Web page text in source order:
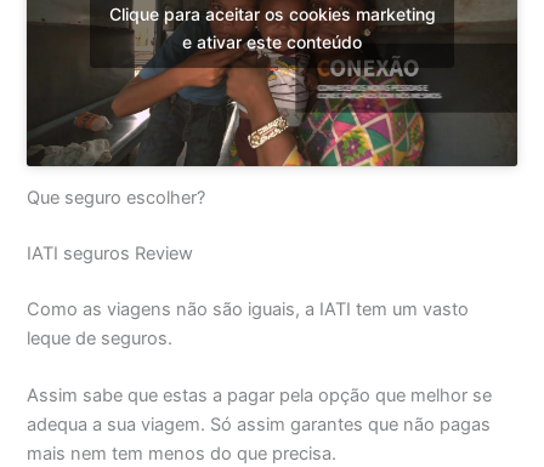
Clique para aceitar os cookies marketing
e ativar este conteúdo
Que seguro escolher?
IATI seguros Review
Como as viagens não são iguais, a IATI tem um vasto
leque de seguros.
Assim sabe que estas a pagar pela opção que melhor se
adequa a sua viagem. Só assim garantes que não pagas
mais nem tem menos do que precisa.